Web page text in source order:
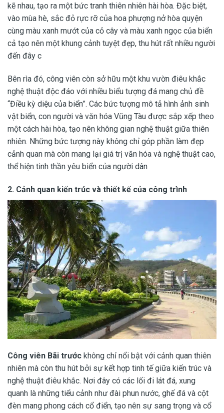
kẽ nhau, tạo ra một bức tranh thiên nhiên hài hòa. Đặc biệt,
vào mùa hè, sắc đỏ rực rỡ của hoa phượng nở hòa quyện
cùng màu xanh mướt của cỏ cây và màu xanh ngọc của biển
cả tạo nên một khung cảnh tuyệt đẹp, thu hút rất nhiều người
đến đây c
Bên rìa đó, công viên còn sở hữu một khu vườn điêu khắc
nghệ thuật độc đáo với nhiều biểu tượng đá mang chủ đề
“Điều kỳ diệu của biển”. Các bức tượng mô tả hình ảnh sinh
vật biển, con người và văn hóa Vũng Tàu được sắp xếp theo
một cách hài hòa, tạo nên không gian nghệ thuật giữa thiên
nhiên. Những bức tượng này không chỉ góp phần làm đẹp
cảnh quan mà còn mang lại giá trị văn hóa và nghệ thuật cao,
thể hiện tinh thần yêu biển của người dân
2. Cảnh quan kiến ​​trúc và thiết kế của công trình
Công viên Bãi trước không chỉ nổi bật với cảnh quan thiên
nhiên mà còn thu hút bởi sự kết hợp tinh tế giữa kiến ​​trúc và
nghệ thuật điêu khắc. Nơi đây có các lối đi lát đá, xung
quanh là những tiểu cảnh như đài phun nước, ghế đá và cột
đèn mang phong cách cổ điển, tạo nên sự sang trọng và cổ